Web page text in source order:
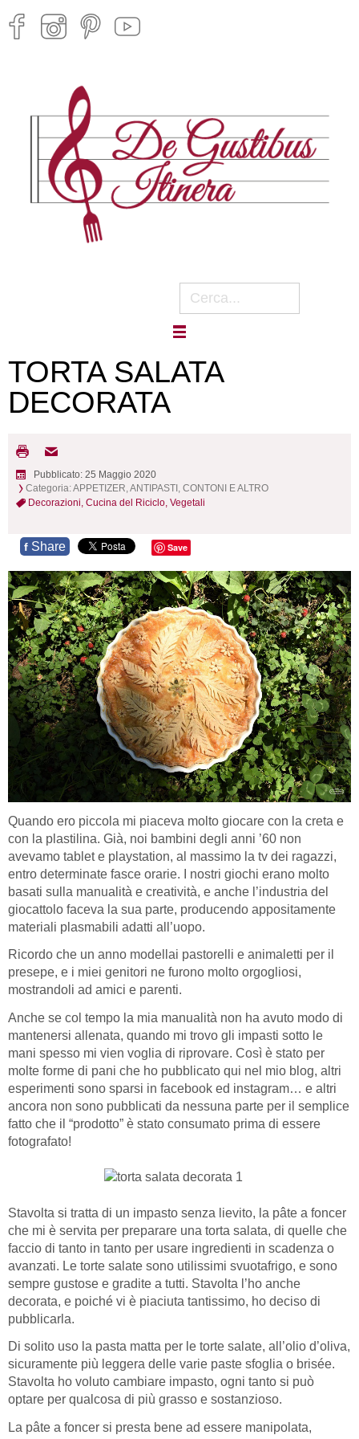
TORTA SALATA
DECORATA
Pubblicato: 25 Maggio 2020
Categoria:APPETIZER, ANTIPASTI, CONTONI E ALTRO
Decorazioni, Cucina del Riciclo, Vegetali
f Share Save
Quando ero piccola mi piaceva molto giocare con la creta e
con la plastilina. Già, noi bambini degli anni ’60 non
avevamo tablet e playstation, al massimo la tv dei ragazzi,
entro determinate fasce orarie. I nostri giochi erano molto
basati sulla manualità e creatività, e anche l’industria del
giocattolo faceva la sua parte, producendo appositamente
materiali plasmabili adatti all’uopo.
Ricordo che un anno modellai pastorelli e animaletti per il
presepe, e i miei genitori ne furono molto orgogliosi,
mostrandoli ad amici e parenti.
Anche se col tempo la mia manualità non ha avuto modo di
mantenersi allenata, quando mi trovo gli impasti sotto le
mani spesso mi vien voglia di riprovare. Così è stato per
molte forme di pani che ho pubblicato qui nel mio blog, altri
esperimenti sono sparsi in facebook ed instagram… e altri
ancora non sono pubblicati da nessuna parte per il semplice
fatto che il “prodotto” è stato consumato prima di essere
fotografato!
Stavolta si tratta di un impasto senza lievito, la pâte a foncer
che mi è servita per preparare una torta salata, di quelle che
faccio di tanto in tanto per usare ingredienti in scadenza o
avanzati. Le torte salate sono utilissimi svuotafrigo, e sono
sempre gustose e gradite a tutti. Stavolta l’ho anche
decorata, e poiché vi è piaciuta tantissimo, ho deciso di
pubblicarla.
Di solito uso la pasta matta per le torte salate, all’olio d’oliva,
sicuramente più leggera delle varie paste sfoglia o brisée.
Stavolta ho voluto cambiare impasto, ogni tanto si può
optare per qualcosa di più grasso e sostanzioso.
La pâte a foncer si presta bene ad essere manipolata,